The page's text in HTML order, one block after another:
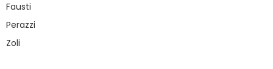
Fausti
Perazzi
Zoli